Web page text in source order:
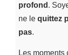
profond .
ne le quittez
pas.
Les moments